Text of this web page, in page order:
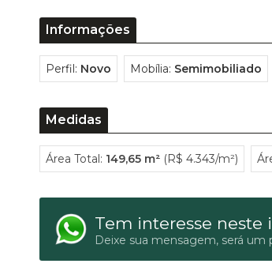
Informações
Perfil: Novo Mobília: Semimobiliado
Medidas
Área Total: 149,65 m²(R$ 4.343/m²)
Tem interesse neste
Deixe sua mensagem, será um